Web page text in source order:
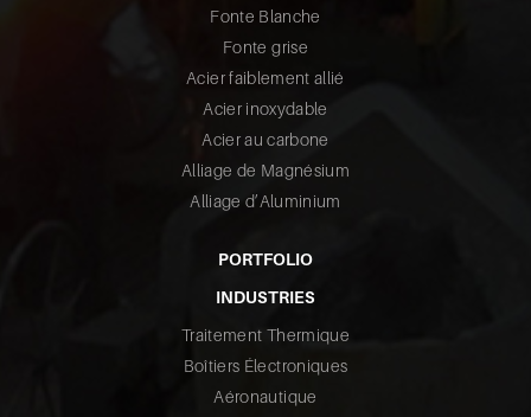
Fonte Blanche
Fonte grise
Acier faiblement allié
Acier inoxydable
Acier au carbone
Alliage de Magnésium
Alliage d’Aluminium
PORTFOLIO
INDUSTRIES
Traitement Thermique
Boîtiers Électroniques
Aéronautique